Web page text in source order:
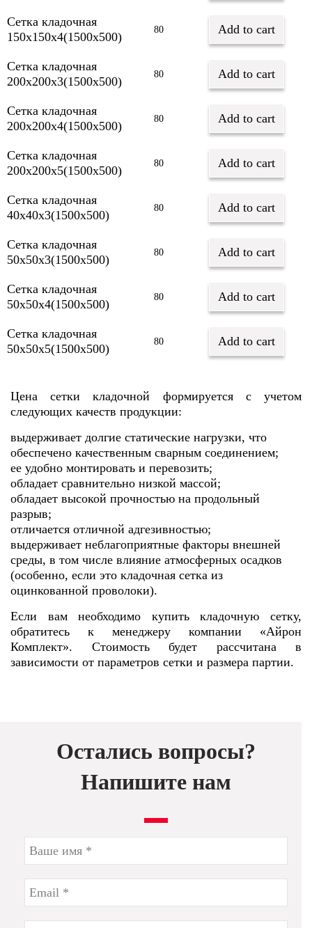
Сетка кладочная
150х150х4(1500х500)
80 Add to cart
Сетка кладочная
200х200х3(1500х500)
80 Add to cart
Сетка кладочная
200х200х4(1500х500)
80 Add to cart
Сетка кладочная
200х200х5(1500х500)
80 Add to cart
Сетка кладочная
40х40х3(1500х500)
80 Add to cart
Сетка кладочная
50х50х3(1500х500)
80 Add to cart
Сетка кладочная
50х50х4(1500х500)
80 Add to cart
Сетка кладочная
50х50х5(1500х500)
80 Add to cart
Цена сетки кладочной формируется с учетом
следующих качеств продукции:
выдерживает долгие статические нагрузки, что
обеспечено качественным сварным соединением;
ее удобно монтировать и перевозить;
обладает сравнительно низкой массой;
обладает высокой прочностью на продольный
разрыв;
отличается отличной адгезивностью;
выдерживает неблагоприятные факторы внешней
среды, в том числе влияние атмосферных осадков
(особенно, если это кладочная сетка из
оцинкованной проволоки).
Если вам необходимо купить кладочную сетку,
обратитесь к менеджеру компании «Айрон
Комплект». Стоимость будет рассчитана в
зависимости от параметров сетки и размера партии.
Остались вопросы?
Напишите нам